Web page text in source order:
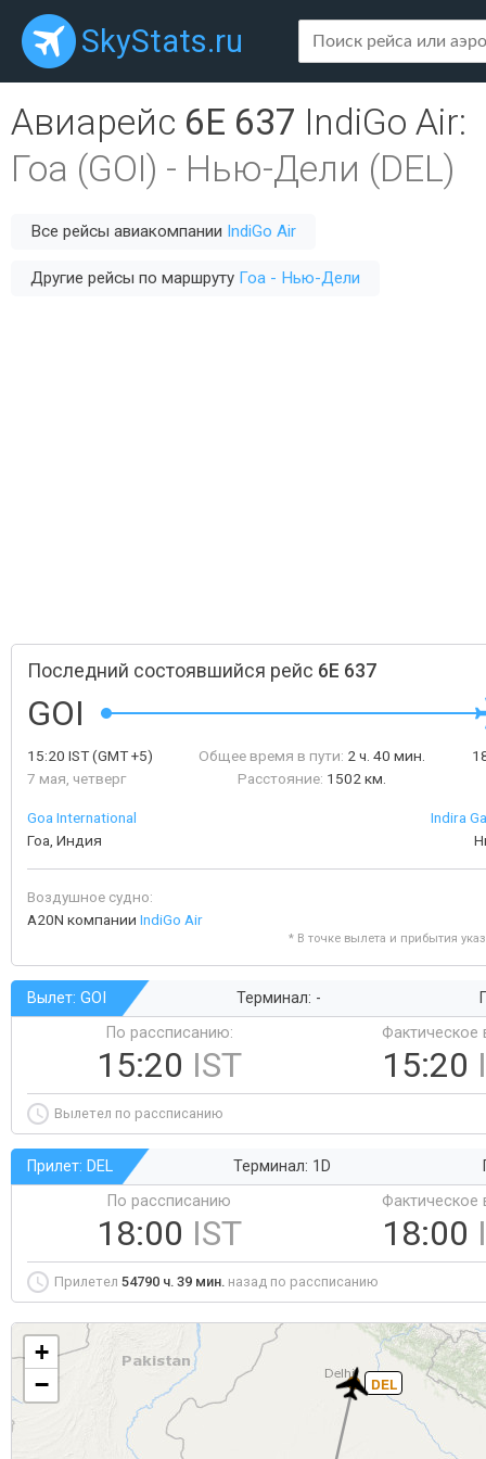
SkyStats.ru
Авиарейс 6E 637 IndiGo Air:
Гоа (GOI) - Нью-Дели (DEL)
Все рейсы авиакомпании IndiGo Air
Другие рейсы по маршруту Гоа - Нью-Дели
Последний состоявшийся рейс 6E 637
GOI
15:20 IST(GMT +5)
7 мая, четверг
Общее время в пути: 2 ч. 40 мин.
Расстояние: 1502 км.
Goa International
Гоа, Индия
Indira
Воздушное судно:
A20N компании IndiGo Air
* В точке вылета и прибытия
Вылет: GOI Терминал: -
По рассписанию:
15:20 IST
Фактическое
15:20
Вылетел по рассписанию
Прилет: DEL Терминал: 1D
По рассписанию
18:00 IST
Фактическое
18:00
Прилетел 54790 ч. 39 мин. назад по рассписанию
DEL
+
−